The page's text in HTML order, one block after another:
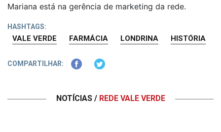
Mariana está na gerência de marketing da rede.
HASHTAGS:
VALE VERDE FARMÁCIA LONDRINA HISTÓRIA
COMPARTILHAR:
NOTÍCIAS / REDE VALE VERDE